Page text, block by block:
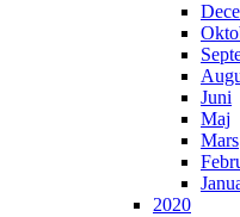
Juni
Maj
Mars
2020